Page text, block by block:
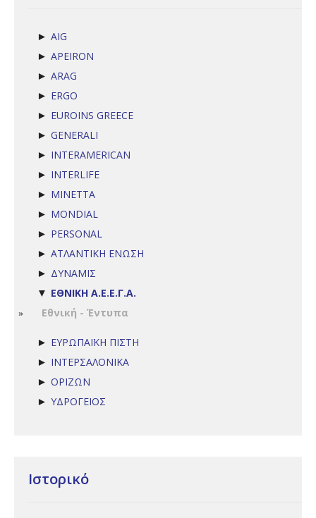
► AIG
► APEIRON
► ARAG
► ERGO
► EUROINS GREECE
► GENERALI
► INTERAMERICAN
► INTERLIFE
► MINETTA
► MONDIAL
► PERSONAL
► ΑΤΛΑΝΤΙΚΗ ΕΝΩΣΗ
► ΔΥΝΑΜΙΣ
▼ ΕΘΝΙΚΗ Α.Ε.Ε.Γ.Α.
Εθνική - Έντυπα
► ΕΥΡΩΠΑΪΚΗ ΠΙΣΤΗ
► ΙΝΤΕΡΣΑΛΟΝΙΚΑ
► ΟΡΙΖΩΝ
► ΥΔΡΟΓΕΙΟΣ
Ιστορικό